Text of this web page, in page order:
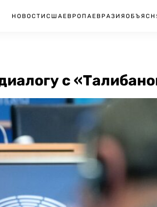
НОВОСТИ США ЕВРОПА ЕВРАЗИЯ
с